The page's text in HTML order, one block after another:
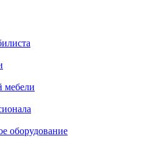
мебели
оборудование